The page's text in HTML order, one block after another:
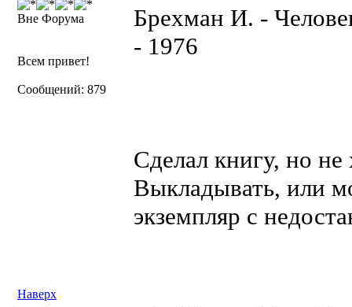
Вне Форума
Всем привет!
Сообщений: 879
Брехман И. -
- 1976
Сделал книгу, но
Выкладывать, или
экземпляр с
Наверх